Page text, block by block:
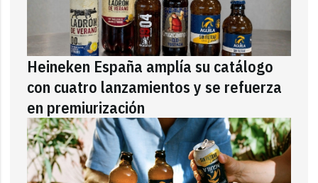
Heineken España amplía su catálogo
con cuatro lanzamientos y se refuerza
en premiurización